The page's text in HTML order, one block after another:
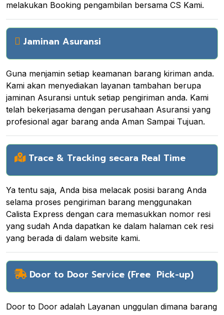
melakukan Booking pengambilan bersama CS Kami.
Jaminan Asuransi
Guna menjamin setiap keamanan barang kiriman anda.
Kami akan menyediakan layanan tambahan berupa
jaminan Asuransi untuk setiap pengiriman anda. Kami
telah bekerjasama dengan perusahaan Asuransi yang
profesional agar barang anda Aman Sampai Tujuan.
Trace & Tracking secara Real Time
Ya tentu saja, Anda bisa melacak posisi barang Anda
selama proses pengiriman barang menggunakan
Calista Express dengan cara memasukkan nomor resi
yang sudah Anda dapatkan ke dalam halaman cek resi
yang berada di dalam website kami.
Door to Door Service (Free Pick-up)
Door to Door adalah Layanan unggulan dimana barang